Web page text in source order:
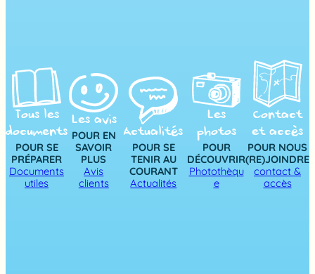
Tous les
documents
POUR SE
PRÉPARER
Documents
utiles
Les avis
POUR EN
SAVOIR
PLUS
Avis
clients
Actualités
POUR SE
TENIR AU
COURANT
Actualités
Les
photos
POUR
DÉCOUVRIR
Photothèqu
e
Contact
et accès
POUR NOUS
(RE)JOINDRE
contact &
accès